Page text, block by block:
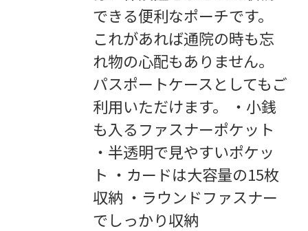
できる便利なポーチです。
これがあれば通院の時も忘
れ物の心配もありません。
パスポートケースとしてもご
利用いただけます。 ・小銭
も入るファスナーポケット
・半透明で見やすいポケッ
ト ・カードは大容量の15枚
収納 ・ラウンドファスナー
でしっかり収納